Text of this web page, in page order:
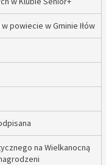
powiecie w Gminie Iłów
na Wielkanocną